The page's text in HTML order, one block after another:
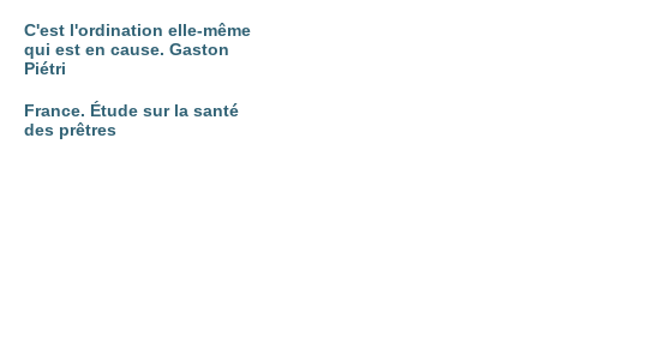
C'est l'ordination elle-même
qui est en cause. Gaston
Piétri
France. Étude sur la santé
des prêtres